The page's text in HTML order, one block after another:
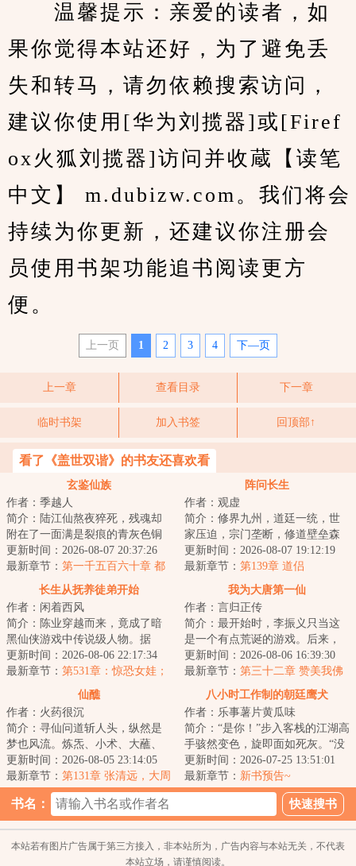
温馨提示：亲爱的读者，如
果你觉得本站还好，为了避免丢
失和转马，请勿依赖搜索访问，
建议你使用[华为刘揽器]或[Firef
ox火狐刘揽器]访问并收蔵【读笔
中文】 m.dubizw.com。我们将会
持续为你更新，还建议你注册会
员使用书架功能追书阅读更方
便。
上一页 1 2 3 4 下—页
上一章 查看目录 下一章
临时书架 加入书签 回顶部↑
看了《盖世双谐》的书友还喜欢看
玄鉴仙族
作者：季越人
简介：陆江仙熬夜猝死，残魂却
附在了一面满是裂痕的青灰色铜
镜上，飘落到了浩瀚无垠的修仙
世界。凶险难测...
更新时间：2026-08-07 20:37:26
最新章节： 第一千五百六十章 都
阵问长生
作者：观虚
简介：修界九州，道廷一统，世
家压迫，宗门垄断，修道壁垒森
严。底层修士修道无门，灵石匮
乏，度日维艰。...
更新时间：2026-08-07 19:12:19
最新章节： 第139章 道侣
长生从抚养徒弟开始
作者：闲着西风
简介：陈业穿越而来，竟成了暗
黑仙侠游戏中传说级人物。据
传，他是一介药农，却教导出举
世闻名的两个仙子...
更新时间：2026-08-06 22:17:34
最新章节： 第531章：惊恐女娃；
我为大唐第一仙
作者：言归正传
简介：最开始时，李振义只当这
是一个有点荒诞的游戏。后来，
是一个真实的大唐，一群热闹的
修士，是无尽的...
更新时间：2026-08-06 16:39:30
最新章节： 第三十二章 赞美我佛
仙醮
作者：火药很沉
简介：寻仙问道斩人头，纵然是
梦也风流。炼炁、小术、大蘸、
蛮巫、荒界、天胎……五界四
海，八极一十二洲...
更新时间：2026-08-05 23:14:05
最新章节： 第131章 张清远，大周
八小时工作制的朝廷鹰犬
作者：乐事薯片黄瓜味
简介：“是你！”步入客栈的江湖高
手骇然变色，旋即面如死灰。“没
想到，今日要落到你这朝廷鹰犬
的手里！...
更新时间：2026-07-25 13:51:01
最新章节： 新书预告~
书名：
本站若有图片广告属于第三方接入，非本站所为，广告内容与本站无关，不代表
本站立场，请谨慎阅读。